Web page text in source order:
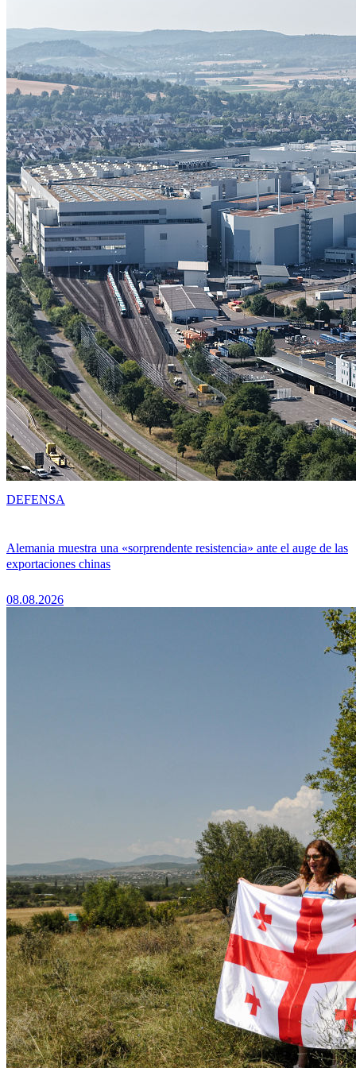
Alemania muestra una «sorprendente resistencia» ante el auge de las
exportaciones chinas
08.08.2026
DEFENSA